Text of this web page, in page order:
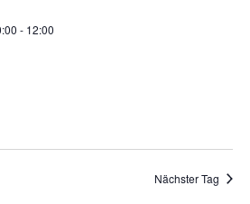
- 12:00
Nächster Tag